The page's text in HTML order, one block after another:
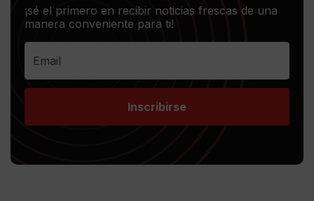
¡sé el primero en recibir noticias frescas de una
manera conveniente para ti!
Inscribirse